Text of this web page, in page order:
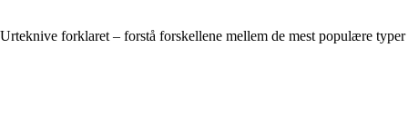
Urteknive forklaret – forstå forskellene mellem de mest populære typer